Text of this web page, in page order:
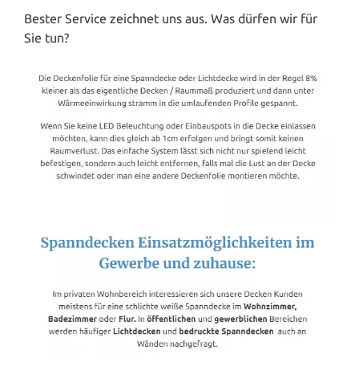
Bester Service zeichnet uns aus. Was dürfen wir für
Sie tun?